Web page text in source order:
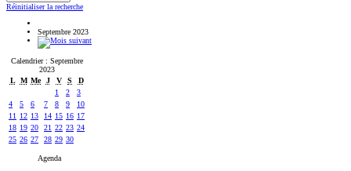
Réinitialiser la recherche
Septembre 2023
Calendrier : Septembre
2023
L M Me J V S
D
1
2
3
4
5 6 7 8 9
10
11
12 13 14 15 16 17
18 19 20 21 22 23 24
25 26 27 28 29 30
Agenda